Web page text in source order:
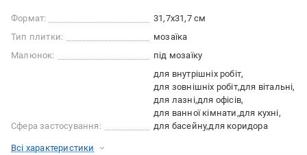
Формат:
31,7x31,7 см
Тип плитки:
мозаїка
Малюнок:
під мозаїку
Сфера застосування:
для внутрішніх робіт
для зовнішніх робіт для вітальні
для лазні для офісів
для ванної кімнати для кухні
для басейну для коридора
Всі характеристики